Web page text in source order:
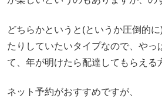
どちらかというと(というか圧倒的
たりしていたいタイプなので、やっ
て、年が明けたら配達してもらえる
ネット予約がおすすめですが、